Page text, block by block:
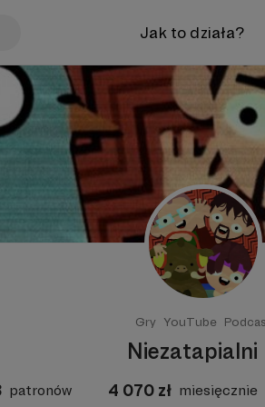
Jak to działa?
Gry YouTube
Niezatapialni
patronów 4 070 zł miesięcznie